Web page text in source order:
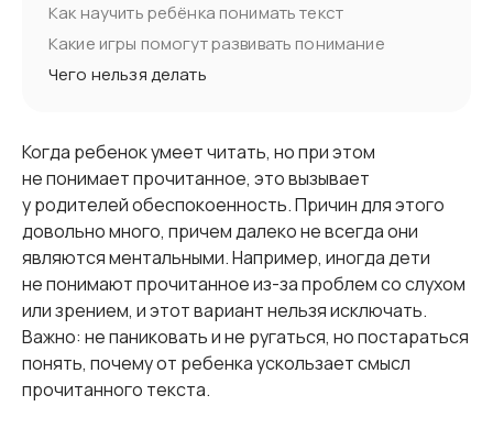
Как научить ребёнка понимать текст
Какие игры помогут развивать понимание
Чего нельзя делать
Когда ребенок умеет читать, но при этом
не понимает прочитанное, это вызывает
у родителей обеспокоенность. Причин для этого
довольно много, причем далеко не всегда они
являются ментальными. Например, иногда дети
не понимают прочитанное из-за проблем со слухом
или зрением, и этот вариант нельзя исключать.
Важно: не паниковать и не ругаться, но постараться
понять, почему от ребенка ускользает смысл
прочитанного текста.